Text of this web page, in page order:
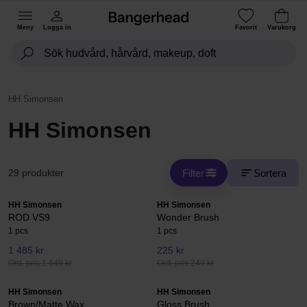
Meny Logga in Favorit Varukorg
HH Simonsen
HH Simonsen
29 produkter Filter Sortera
HH Simonsen
ROD VS9
1 pcs
1 485 kr
Ord. pris 1 649 kr
HH Simonsen
Wonder Brush
1 pcs
225 kr
Ord. pris 249 kr
HH Simonsen
Brown/Matte Wax
HH Simonsen
Gloss Brush